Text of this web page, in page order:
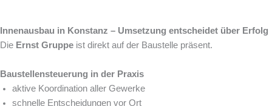
Innenausbau in Konstanz – Umsetzung entscheidet über Erfolg
Die Ernst Gruppe ist direkt auf der Baustelle präsent.
Baustellensteuerung in der Praxis
aktive Koordination aller Gewerke
schnelle Entscheidungen vor Ort